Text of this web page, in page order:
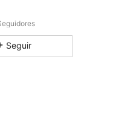
Seguir